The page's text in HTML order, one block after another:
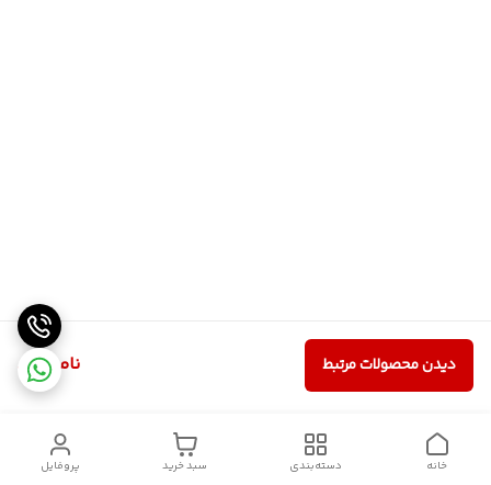
ناموجود دیدن محصولات مرتبط
پروفایل سبد خرید دسته‌بندی خانه